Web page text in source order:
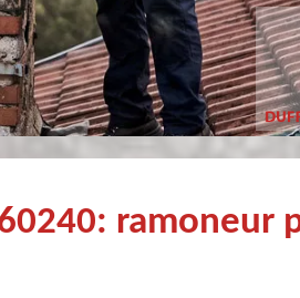
ramoneur